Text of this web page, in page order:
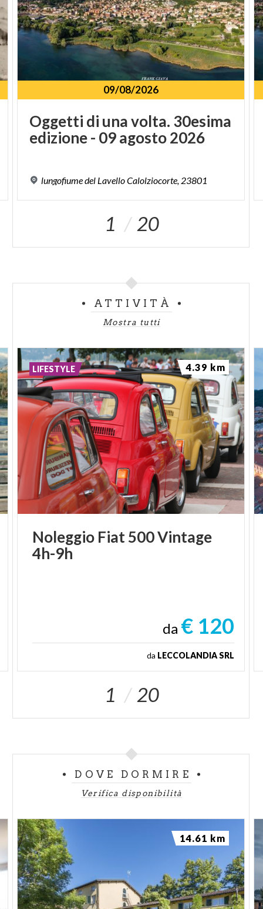
09/08/2026
Oggetti di unavolta. 30esima
edizione- 09agosto2026
lungofiumedel LavelloCalolziocorte, 23801
1 20
ATTIVITÀ
Mostra tutti
Noleggio Fiat500Vintage
4h-9h
da € 120
da LECCOLANDIA SRL
LIFESTYLE 4.39 km
1 20
DOVE DORMIRE
Verifica disponibilità
14.61 km